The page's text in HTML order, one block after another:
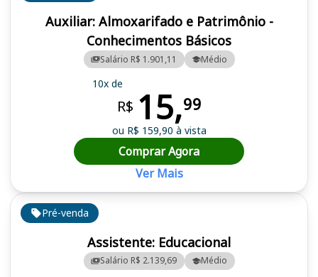
Pré-venda
Assistente: Educacional
Salário R$ 2.139,69 Médio
Auxiliar: Almoxarifado e Patrimônio -
Conhecimentos Básicos
Salário R$ 1.901,11 Médio
10x de
R$ 15,99
ou R$ 159,90 à vista
Comprar Agora
Ver Mais